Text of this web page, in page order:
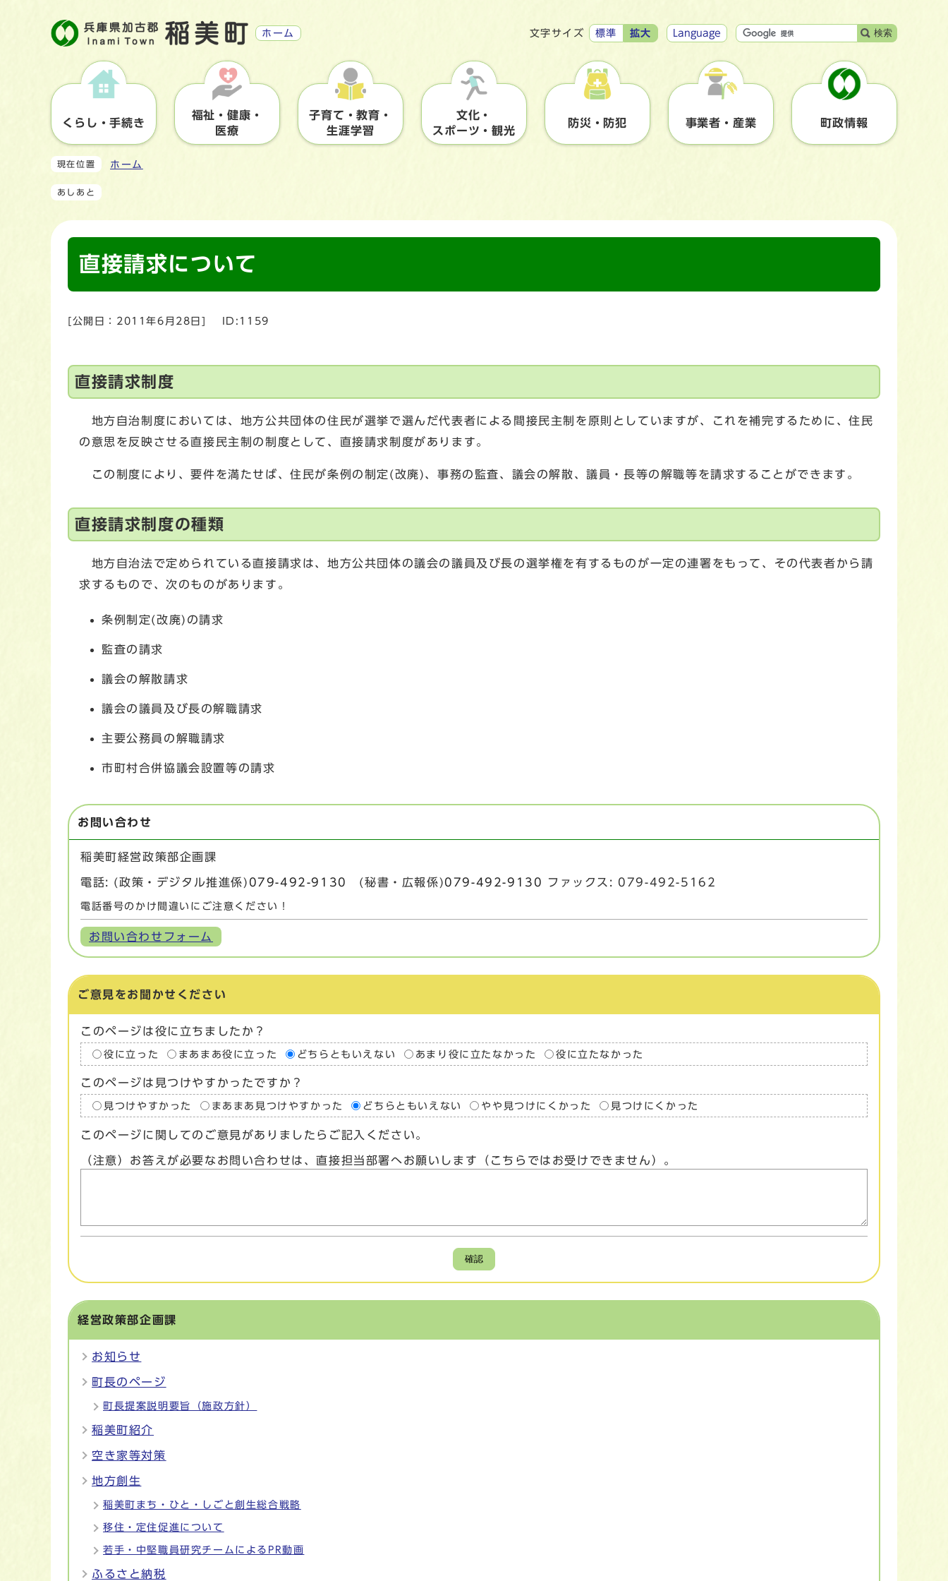
ホーム 文字サイズ 標準 拡大 Language 検索
くらし・手続き
福祉・健康・
医療
子育て・教育・
生涯学習
文化・
スポーツ・観光
防災・防犯 事業者・産業 町政情報
現在位置 ホーム
あしあと
直接請求について
[公開日： 2011年6月28日 ID:1159
直接請求制度
地方自治制度においては、地方公共団体の住民が選挙で選んだ代表者による間接民主制を原則としていますが、これを補完するために、住民
の意思を反映させる直接民主制の制度として、直接請求制度があります。
この制度により、要件を満たせば、住民が条例の制定(改廃)、事務の監査、議会の解散、議員・長等の解職等を請求することができます。
直接請求制度の種類
地方自治法で定められている直接請求は、地方公共団体の議会の議員及び長の選挙権を有するものが一定の連署をもって、その代表者から請
求するもので、次のものがあります。
条例制定(改廃)の請求
監査の請求
議会の解散請求
議会の議員及び長の解職請求
主要公務員の解職請求
市町村合併協議会設置等の請求
お問い合わせ
稲美町経営政策部企画課
電話: (政策・デジタル推進係) 079-492-9130 (秘書・広報係)079-492-9130 ファックス: 079-492-5162
電話番号のかけ間違いにご注意ください！
お問い合わせフォーム
ご意見をお聞かせください
このページは役に立ちましたか？
役に立った まあまあ役に立った どちらともいえない あまり役に立たなかった 役に立たなかった
このページは見つけやすかったですか？
見つけやすかった まあまあ見つけやすかった どちらともいえない やや見つけにくかった 見つけにくかった
このページに関してのご意見がありましたらご記入ください。
（注意）お答えが必要なお問い合わせは、直接担当部署へお願いします（こちらではお受けできません）。
確認
経営政策部企画課
お知らせ
町長のページ
町長提案説明要旨（施政方針）
稲美町紹介
空き家等対策
地方創生
稲美町まち・ひと・しごと創生総合戦略
移住・定住促進について
若手・中堅職員研究チームによるPR動画
ふるさと納税